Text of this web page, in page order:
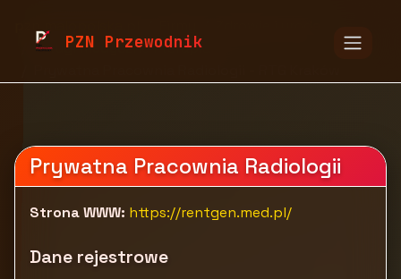
PZN Przewodnik
Usługi medyczne i terapia
Prywatna Pracownia Radiologii
Strona WWW: https://rentgen.med.pl/
Dane rejestrowe